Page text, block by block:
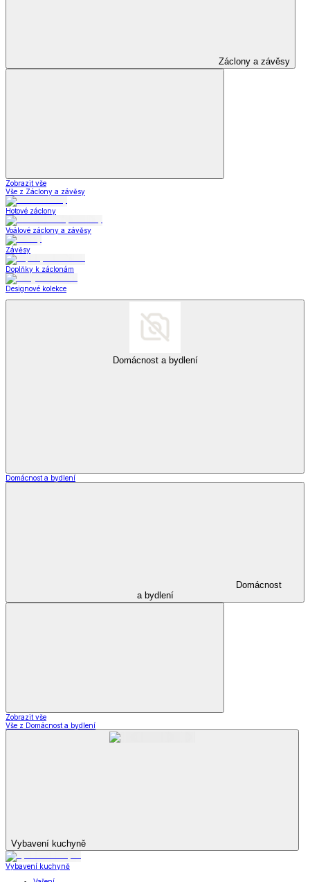
Záclony a závěsy
Zobrazit vše
Vše z Záclony a závěsy
Hotové záclony
Voálové záclony a závěsy
Závěsy
Doplňky k záclonám
Designové kolekce
Domácnost a bydlení
Domácnost a bydlení
Domácnost
a bydlení
Zobrazit vše
Vše z Domácnost a bydlení
Vybavení kuchyně
Vybavení kuchyně